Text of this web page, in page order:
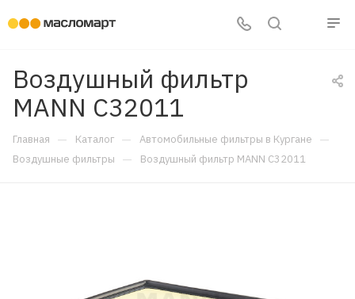
Воздушный фильтр
MANN C32011
Главная — Каталог — Автомобильные фильтры в Кургане —
Воздушные фильтры — Воздушный фильтр MANN C32011